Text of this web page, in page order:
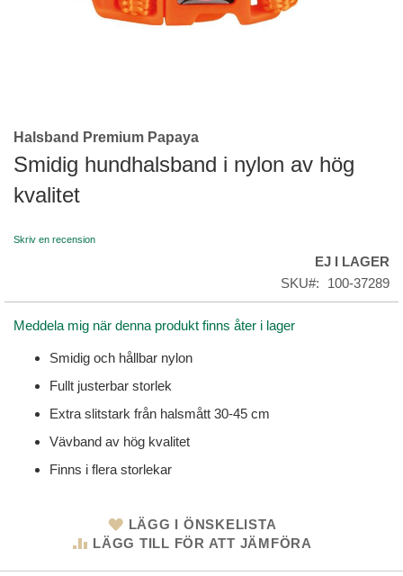
Skip
to
the
beginning
the
Halsband Premium Papaya
Smidig hundhalsband i nylon av hög
kvalitet
Skriv en recension
EJ I LAGER
SKU
100-37289
Meddela mig när denna produkt finns åter i lager
Smidig och hållbar nylon
Fullt justerbar storlek
Extra slitstark från halsmått 30-45 cm
Vävband av hög kvalitet
Finns i flera storlekar
LÄGG I ÖNSKELISTA
LÄGG TILL FÖR ATT JÄMFÖRA